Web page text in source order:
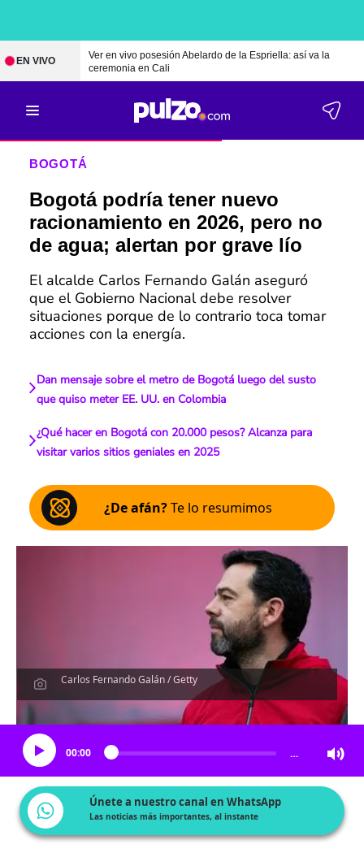
EN VIVO
Ver en vivo posesión Abelardo de la Espriella: así va la
ceremonia en Cali
BOGOTÁ
Bogotá podría tener nuevo
racionamiento en 2026, pero no
de agua; alertan por grave lío
El alcalde Carlos Fernando Galán aseguró
que el Gobierno Nacional debe resolver
situaciones porque de lo contrario toca tomar
acciones con la energía.
Dan mensaje sobre el metro de Bogotá luego del susto
que quiso meter EE. UU. en Colombia
¿Qué hacer en Bogotá con 20.000 pesos? Alcanza para
visitar varios sitios geniales en 2025
¿De afán?Te lo resumimos
Carlos Fernando Galán / Getty
Escucha el artículo
00:00 …
Únete a nuestro canal en WhatsApp
Las noticias más importantes, al instante